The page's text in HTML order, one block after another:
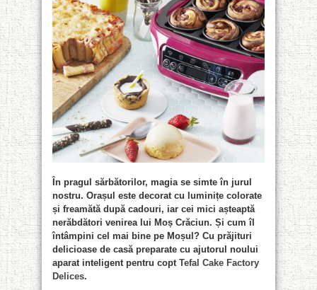
În pragul sărbătorilor, magia se simte în jurul
nostru. Orașul este decorat cu luminițe colorate
și freamătă după cadouri, iar cei mici așteaptă
nerăbdători venirea lui Moș Crăciun. Și cum îl
întâmpini cel mai bine pe Moșul? Cu prăjituri
delicioase de casă preparate cu ajutorul noului
aparat inteligent pentru copt Tefal Cake Factory
Delices.